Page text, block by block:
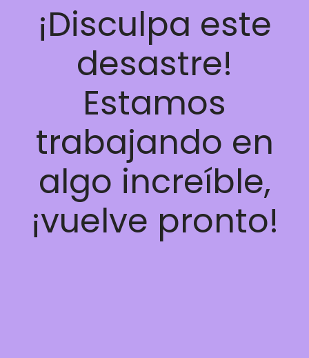
¡Disculpa este
desastre!
Estamos
trabajando en
algo increíble,
¡vuelve pronto!